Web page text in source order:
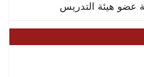
عضو هيئة التدريس